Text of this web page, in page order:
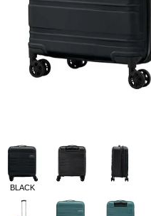
BLACK